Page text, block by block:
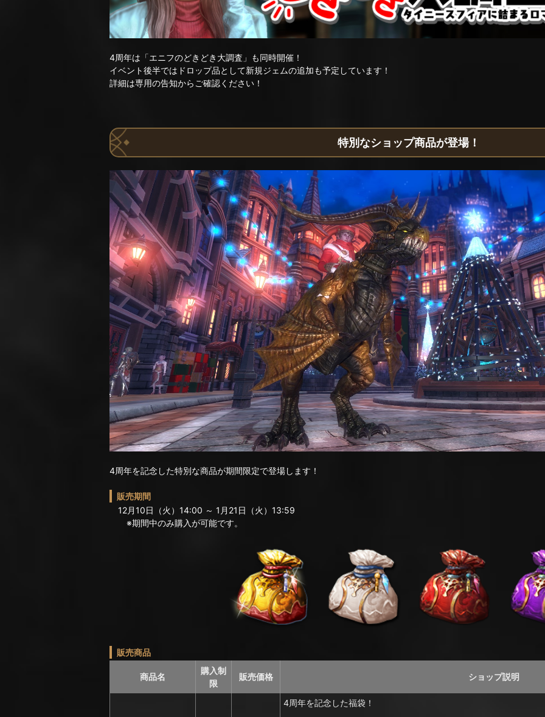
4周年は「エニフのどきどき大調査」も同時開催！
イベント後半ではドロップ品として新規ジェムの追加も予定しています！
詳細は専用の告知からご確認ください！
特別なショップ商品が登場！
4周年を記念した特別な商品が期間限定で登場します！
販売期間
12月10日（火）14:00 ～ 1月21日（火）13:59
※期間中のみ購入が可能です。
販売商品
商品名
購入制
限
販売価格 ショップ説明
4周年を記念した福袋！